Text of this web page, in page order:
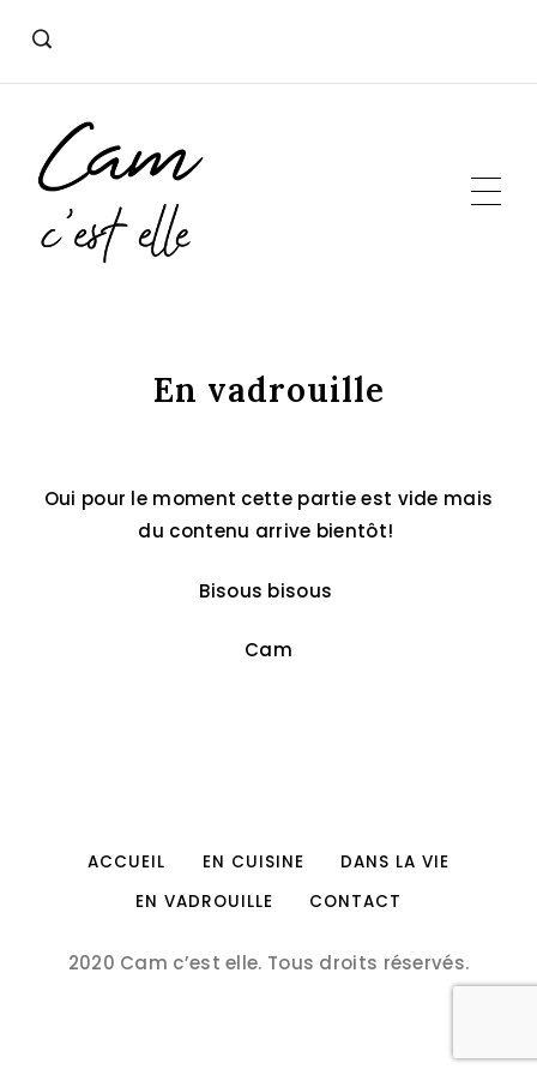
content
En vadrouille
Oui pour le moment cette partie est vide mais
du contenu arrive bientôt!
Bisous bisous
Cam
ACCUEIL EN CUISINE
DANS LA VIE
EN VADROUILLE
CONTACT
2020 Cam c’est elle. Tous droits réservés.